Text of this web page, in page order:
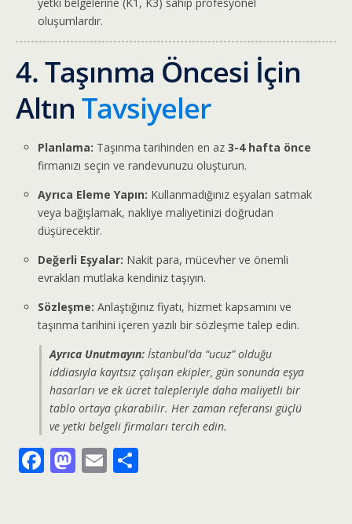
oluşumlardır.
4. Taşınma Öncesi İçin
Altın Tavsiyeler
Planlama: Taşınma tarihinden en az3-4 hafta önce
firmanızı seçin ve randevunuzu oluşturun.
Ayrıca Eleme Yapın: Kullanmadığınız eşyaları satmak
veya bağışlamak, nakliye maliyetinizi doğrudan
düşürecektir.
Değerli Eşyalar: Nakit para, mücevher ve önemli
evrakları mutlaka kendiniz taşıyın.
Sözleşme: Anlaştığınız fiyatı, hizmet kapsamını ve
taşınma tarihini içeren yazılı bir sözleşme talep edin.
Ayrıca Unutmayın: İstanbul’da “ucuz” olduğu
iddiasıyla kayıtsız çalışan ekipler, gün sonunda eşya
hasarları ve ek ücret talepleriyle daha maliyetli bir
tablo ortaya çıkarabilir. Her zaman referansı güçlü
ve yetki belgeli firmaları tercih edin.
F M E